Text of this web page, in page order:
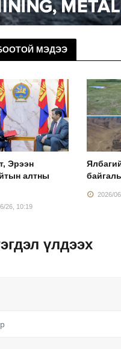
МЭДЭЭ
Эрээн
алтны
26, 10:19
2026/
үлдээх